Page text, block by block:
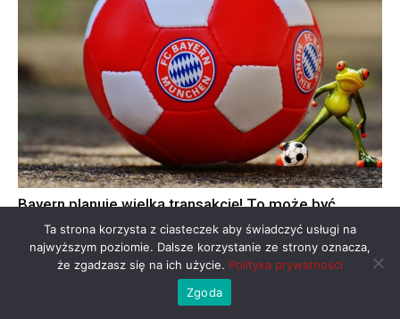
Bayern planuje wielką transakcję! To może być
przełomowe dla Lewandowskiego
Ta strona korzysta z ciasteczek aby świadczyć usługi na
najwyższym poziomie. Dalsze korzystanie ze strony oznacza,
że zgadzasz się na ich użycie. Polityka prywatności
Zgoda